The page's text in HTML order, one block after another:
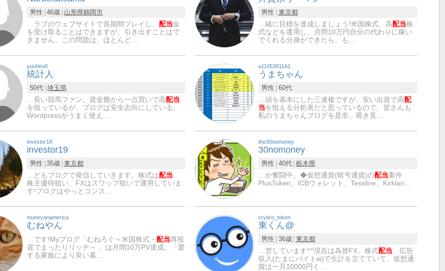
男性 46歳 山形県鶴岡市
…​​ラブのウェブサイトで長期間プレイし、 配当金
を受け取ることはできますが、引き出すことはで
きません。この問題は、ほとんど…
男性
東京都
…緒に目標を達成しましょう!米国株式、高配当株
式などを運用し、月間10万円自分の代わりに稼い
でくれる分身ができたら、も…
yuuhiro0
統計人
50代 埼玉県
…長い競馬ファン。資金難から一点買いで高配当
を狙っているが、ブログは安全志向にしている。
Wordpressがうまく使え…
a11053811A1
うまちゃん
男性
60代
…頭を基本にした三連複ですが、安い出資で高配
当 を狙える分析表だと思っているので、皆さんも
私のうまちゃんブログを是非、覗き見…
investor19
investor19
男性 35歳 東京都
…どもブログで発信していきます。株式は配当
株主優待狙い、FXはスワップ狙いで運用していま
す!ブログはやっとコンス…
the30nomoney
30nomoney
男性 40代 栃木県
…か奮闘中。◆仮想通貨(暗号通貨)の配当案件
PlusToken、ICBウォレット、Tessline、Kirklan…
muneyanamerica
むねやん
…です!Myブログ「むねろぐ～米国株式・ 配当再投
資でまったりリッチ～ 」は月間10万PV達成。「愛
する家族により良い暮…
crybro_token
東くん@
男性 36歳 東京都
…営しています^^現在は為替FX、株式配当 、広告
収入(たまにバイトw)で生計を立てていて、仮想通
貨は一月10000円く…